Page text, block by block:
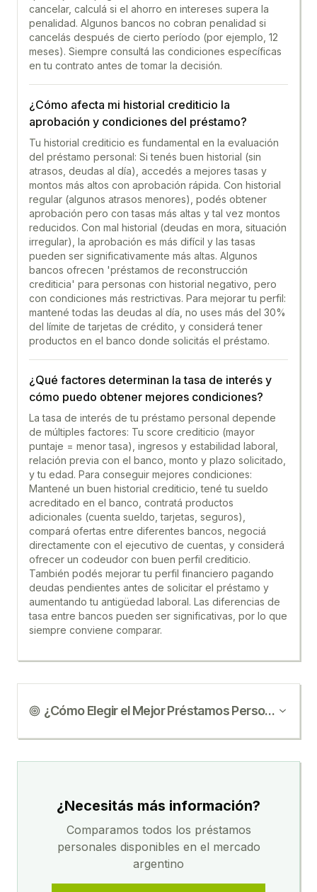
cancelar, calculá si el ahorro en intereses supera la
penalidad. Algunos bancos no cobran penalidad si
cancelás después de cierto período (por ejemplo, 12
meses). Siempre consultá las condiciones específicas
en tu contrato antes de tomar la decisión.
¿Cómo afecta mi historial crediticio la
aprobación y condiciones del préstamo?
Tu historial crediticio es fundamental en la evaluación
del préstamo personal: Si tenés buen historial (sin
atrasos, deudas al día), accedés a mejores tasas y
montos más altos con aprobación rápida. Con historial
regular (algunos atrasos menores), podés obtener
aprobación pero con tasas más altas y tal vez montos
reducidos. Con mal historial (deudas en mora, situación
irregular), la aprobación es más difícil y las tasas
pueden ser significativamente más altas. Algunos
bancos ofrecen 'préstamos de reconstrucción
crediticia' para personas con historial negativo, pero
con condiciones más restrictivas. Para mejorar tu perfil:
mantené todas las deudas al día, no uses más del 30%
del límite de tarjetas de crédito, y considerá tener
productos en el banco donde solicitás el préstamo.
¿Qué factores determinan la tasa de interés y
cómo puedo obtener mejores condiciones?
La tasa de interés de tu préstamo personal depende
de múltiples factores: Tu score crediticio (mayor
puntaje = menor tasa), ingresos y estabilidad laboral,
relación previa con el banco, monto y plazo solicitado,
y tu edad. Para conseguir mejores condiciones:
Mantené un buen historial crediticio, tené tu sueldo
acreditado en el banco, contratá productos
adicionales (cuenta sueldo, tarjetas, seguros),
compará ofertas entre diferentes bancos, negociá
directamente con el ejecutivo de cuentas, y considerá
ofrecer un codeudor con buen perfil crediticio.
También podés mejorar tu perfil financiero pagando
deudas pendientes antes de solicitar el préstamo y
aumentando tu antigüedad laboral. Las diferencias de
tasa entre bancos pueden ser significativas, por lo que
siempre conviene comparar.
¿Cómo Elegir el MejorPréstamos Personales
¿Necesitás más información?
Comparamos todos los préstamos
personales disponibles en el mercado
argentino